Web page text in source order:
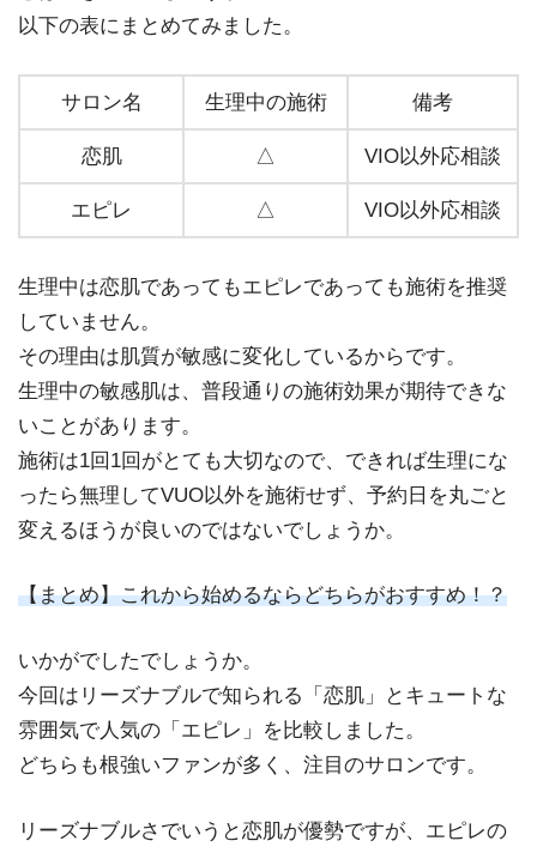
以下の表にまとめてみました。
サロン名 生理中の施術 備考
恋肌 △ VIO以外応相談
エピレ △ VIO以外応相談
生理中は恋肌であってもエピレであっても施術を推奨
していません。
その理由は肌質が敏感に変化しているからです。
生理中の敏感肌は、普段通りの施術効果が期待できな
いことがあります。
施術は1回1回がとても大切なので、できれば生理にな
ったら無理してVUO以外を施術せず、予約日を丸ごと
変えるほうが良いのではないでしょうか。
【まとめ】これから始めるならどちらがおすすめ！？
いかがでしたでしょうか。
今回はリーズナブルで知られる「恋肌」とキュートな
雰囲気で人気の「エピレ」を比較しました。
どちらも根強いファンが多く、注目のサロンです。
リーズナブルさでいうと恋肌が優勢ですが、エピレの